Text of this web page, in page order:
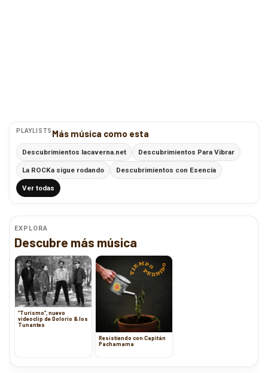
PLAYLISTS Más música como esta
Descubrimientos lacaverna.net Descubrimientos Para Vibrar
La ROCKa sigue rodando Descubrimientos con Esencia
Ver todas
EXPLORA
Descubre más música
“Turismo”, nuevo
videoclip de Dolorio & los
Tunantes
Resistiendo con Capitán
Pachamama